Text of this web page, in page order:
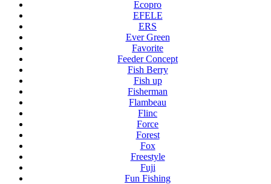
Ecopro
EFELE
ERS
Ever Green
Favorite
Feeder Concept
Fish Berry
Fish up
Fisherman
Flambeau
Flinc
Force
Forest
Fox
Freestyle
Fuji
Fun Fishing